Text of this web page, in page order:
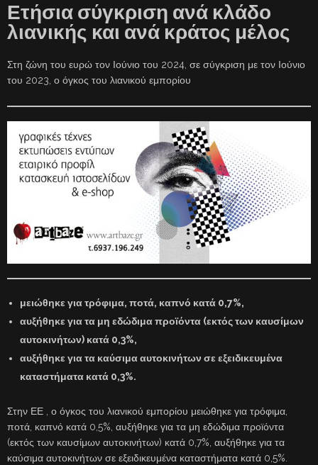
Ετήσια σύγκριση ανά κλάδο
λιανικής και ανά κράτος μέλος
Στη ζώνη του ευρώ τον Ιούνιο του 2024, σε σύγκριση με τον Ιούνιο
του 2023, ο όγκος του λιανικού εμπορίου
μειώθηκε για τρόφιμα, ποτά, καπνό κατά 0,7%,
αυξήθηκε για τα μη εδώδιμα προϊόντα (εκτός των καυσίμων
αυτοκινήτων) κατά 0,3%,
αυξήθηκε για τα καύσιμα αυτοκινήτων σε εξειδικευμένα
καταστήματα κατά 0,3%.
Στην ΕΕ , ο όγκος του λιανικού εμπορίου μειώθηκε για τρόφιμα,
ποτά, καπνό κατά 0,5%, αυξήθηκε για τα μη εδώδιμα προϊόντα
(εκτός των καυσίμων αυτοκινήτων) κατά 0,7%, αυξήθηκε για τα
καύσιμα αυτοκινήτων σε εξειδικευμένα καταστήματα κατά 0,5%.